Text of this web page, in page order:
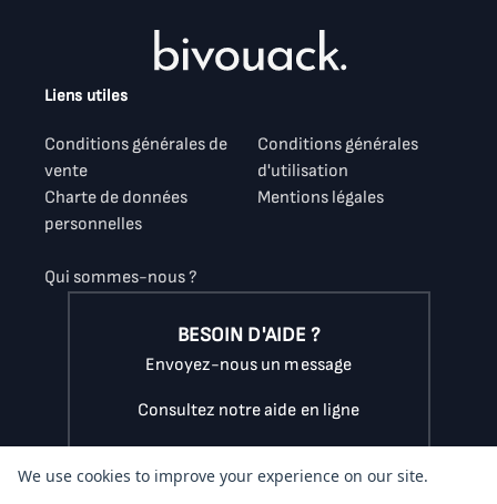
Liens utiles
Conditions générales de
vente
Conditions générales
d'utilisation
Charte de données
personnelles
Mentions légales
Qui sommes-nous ?
BESOIN D'AIDE ?
Envoyez-nous un message
Consultez notre aide en ligne